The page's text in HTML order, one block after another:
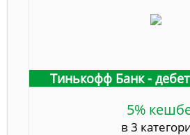
Тинькофф Банк -
5%
в 3